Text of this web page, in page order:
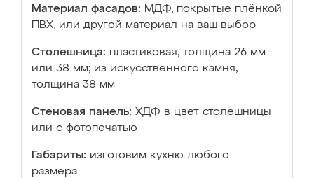
Материал фасадов: МДФ, покрытые плёнкой
ПВХ, или другой материал на ваш выбор
Столешница: пластиковая, толщина 26 мм
или 38 мм; из искусственного камня,
толщина 38 мм
Стеновая панель: ХДФ в цвет столешницы
или с фотопечатью
Габариты: изготовим кухню любого
размера